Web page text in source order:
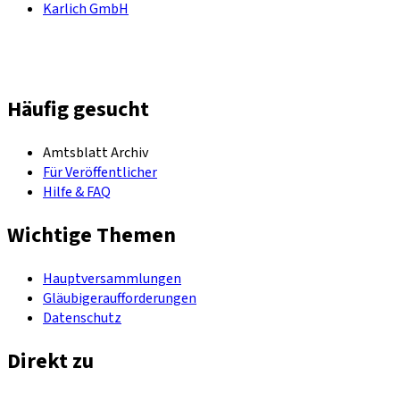
Karlich GmbH
Häufig gesucht
Amtsblatt Archiv
Für Veröffentlicher
Hilfe & FAQ
Wichtige Themen
Hauptversammlungen
Gläubigeraufforderungen
Datenschutz
Direkt zu